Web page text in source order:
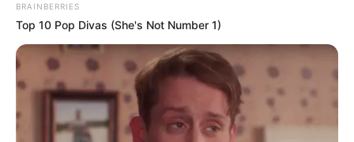
BRAINBERRIES
Top 10 Pop Divas (She's Not Number 1)